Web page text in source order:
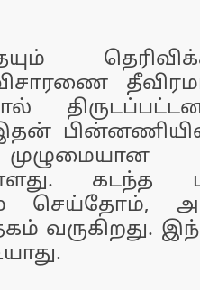
செய்தோம்,
வருகிறது.